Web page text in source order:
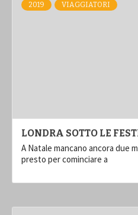
2019 VIAGGIATORI
LONDRA SOTTO LE
A Natale mancano ancora due
presto per cominciare a